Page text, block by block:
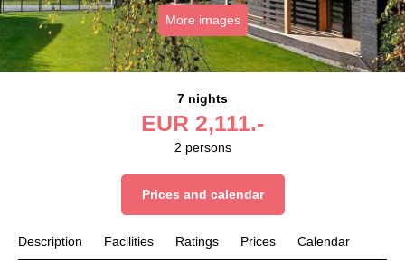
More images
7 nights
EUR 2,111.-
2 persons
Prices and calendar
Description Facilities Ratings Prices Calendar